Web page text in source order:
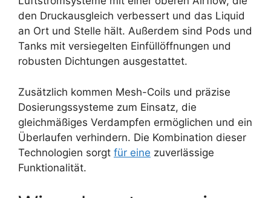
den Druckausgleich verbessert und das Liquid
an Ort und Stelle hält. Außerdem sind Pods und
Tanks mit versiegelten Einfüllöffnungen und
robusten Dichtungen ausgestattet.
Zusätzlich kommen Mesh-Coils und präzise
Dosierungssysteme zum Einsatz, die
gleichmäßiges Verdampfen ermöglichen und ein
Überlaufen verhindern. Die Kombination dieser
Technologien sorgt für eine zuverlässige
Funktionalität.